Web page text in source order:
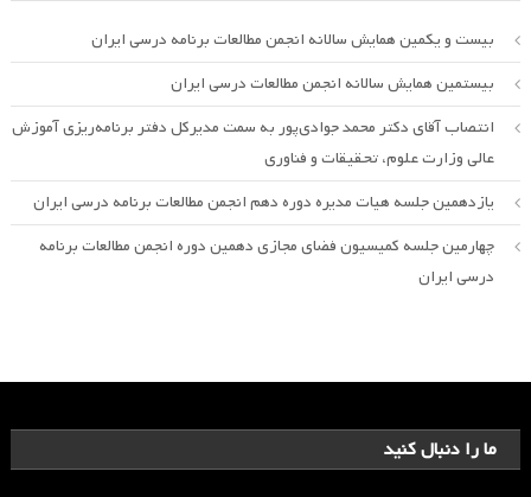
بیست و یکمین همایش سالانه انجمن مطالعات برنامه درسی ایران
بیستمین همایش سالانه انجمن مطالعات درسی ایران
انتصاب آقای دکتر محمد جوادی‌پور به سمت مدیرکل دفتر برنامه‌ریزی آموزش
عالی وزارت علوم، تحقیقات و فناوری
یازدهمین جلسه هیات مدیره دوره دهم انجمن مطالعات برنامه درسی ایران
چهارمین جلسه کمیسیون فضای مجازی دهمین دوره انجمن مطالعات برنامه
درسی ایران
ما را دنبال کنید